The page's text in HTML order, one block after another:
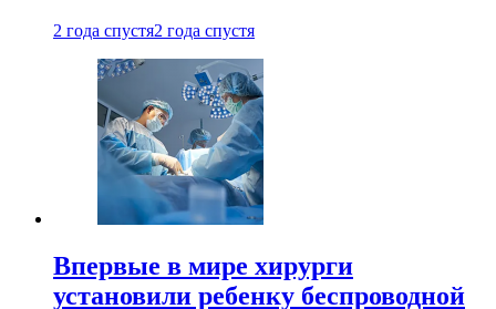
2 года спустя2 года спустя
Впервые в мире хирурги
установили ребенку беспроводной